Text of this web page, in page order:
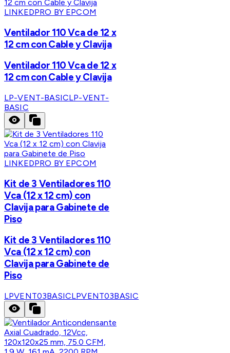
LINKEDPRO BY EPCOM
Ventilador 110 Vca de 12 x
12 cm con Cable y Clavija
Ventilador 110 Vca de 12 x
12 cm con Cable y Clavija
LP-VENT-BASICLP-VENT-
BASIC
LINKEDPRO BY EPCOM
Kit de 3 Ventiladores 110
Vca (12 x 12 cm) con
Clavija para Gabinete de
Piso
Kit de 3 Ventiladores 110
Vca (12 x 12 cm) con
Clavija para Gabinete de
Piso
LPVENT03BASICLPVENT03BASIC